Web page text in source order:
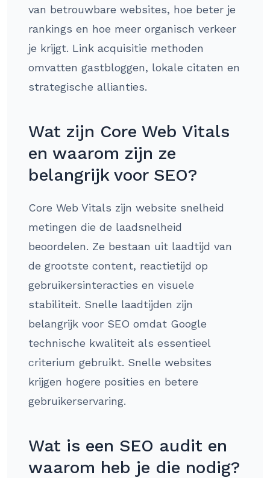
van betrouwbare websites, hoe beter je
rankings en hoe meer organisch verkeer
je krijgt. Link acquisitie methoden
omvatten gastbloggen, lokale citaten en
strategische allianties.
Wat zijn Core Web Vitals
en waarom zijn ze
belangrijk voor SEO?
Core Web Vitals zijn website snelheid
metingen die de laadsnelheid
beoordelen. Ze bestaan uit laadtijd van
de grootste content, reactietijd op
gebruikersinteracties en visuele
stabiliteit. Snelle laadtijden zijn
belangrijk voor SEO omdat Google
technische kwaliteit als essentieel
criterium gebruikt. Snelle websites
krijgen hogere posities en betere
gebruikerservaring.
Wat is een SEO audit en
waarom heb je die nodig?